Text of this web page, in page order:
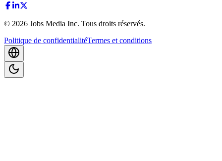
© 2026 Jobs Media Inc. Tous droits réservés.
Politique de confidentialitéTermes et conditions